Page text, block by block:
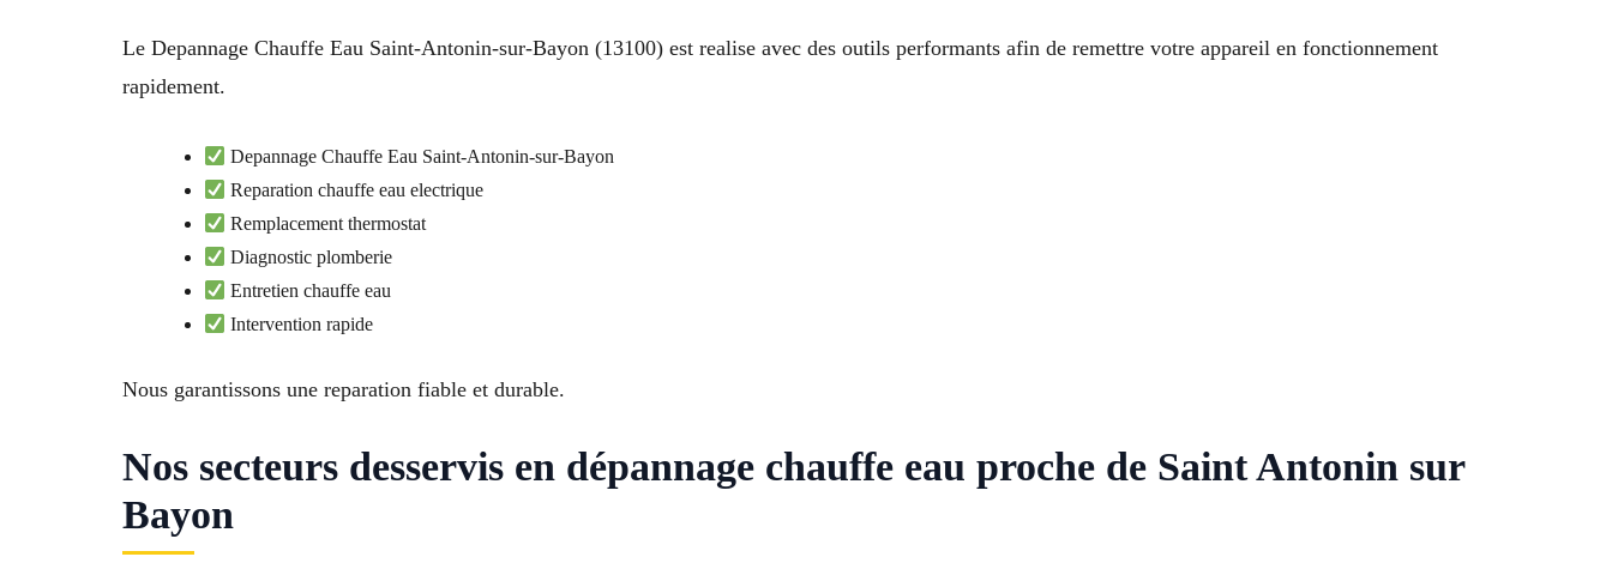
Le Depannage Chauffe Eau Saint-Antonin-sur-Bayon (13100) est realise avec des outils performants afin de remettre votre appareil en fonctionnement
rapidement.
Depannage Chauffe Eau Saint-Antonin-sur-Bayon
Reparation chauffe eau electrique
Remplacement thermostat
Diagnostic plomberie
Entretien chauffe eau
Intervention rapide
Nous garantissons une reparation fiable et durable.
Nos secteurs desservis en dépannage chauffe eau proche de Saint Antonin sur
Bayon